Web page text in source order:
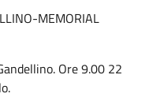
MEMORIAL
Ore 9.00 22